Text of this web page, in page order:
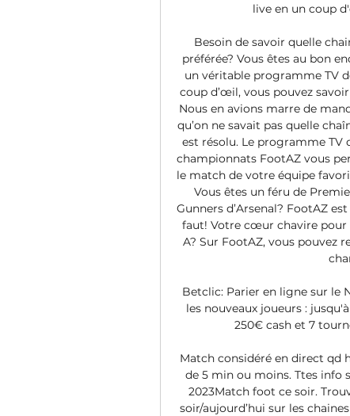
live en un coup
Besoin de savoir quelle
préférée? Vous êtes au bon
un véritable programme TV
coup d’œil, vous pouvez
Nous en avions marre de
qu’on ne savait pas quelle
est résolu. Le programme TV
championnats FootAZ vous
le match de votre équipe
Vous êtes un féru de
Gunners d’Arsenal? FootAZ
faut! Votre cœur chavire pour
A? Sur FootAZ, vous pouvez
Betclic: Parier en ligne sur le
les nouveaux joueurs :
250€ cash et 7
Match considéré en direct qd
de 5 min ou moins. Ttes info
2023Match foot ce soir.
soir/aujourd’hui sur les